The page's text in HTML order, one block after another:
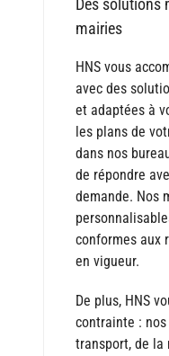
Des solutions
mairies
HNS vous
avec des
et adaptées à
les plans de
dans nos
de répondre
demande. Nos
conformes aux
en vigueur.
De plus, HNS
contrainte :
transport, de la